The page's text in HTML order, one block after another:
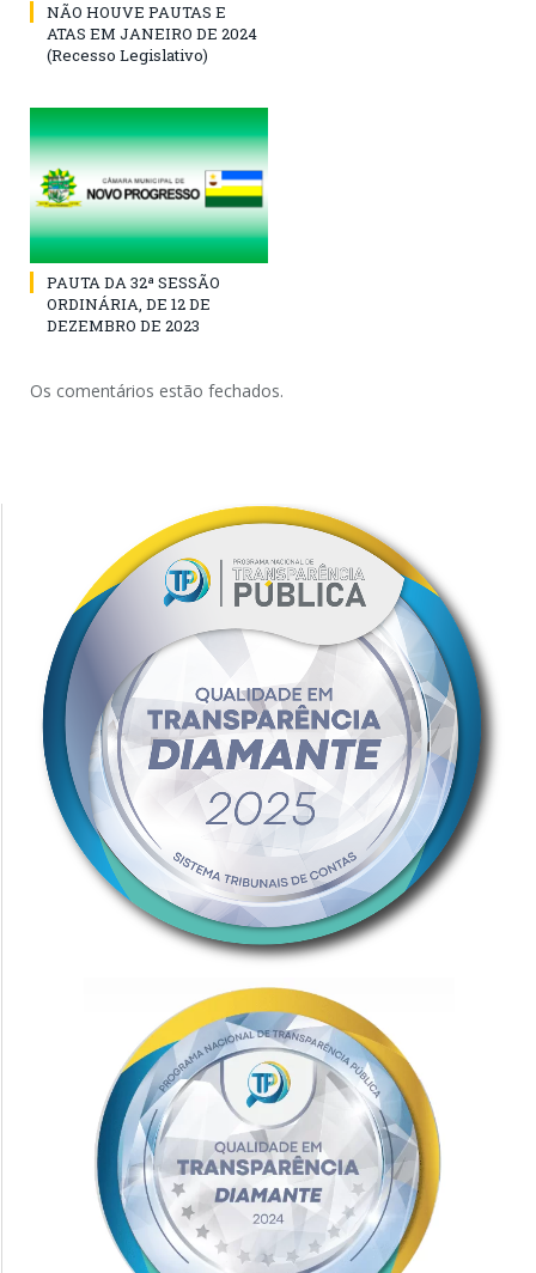
NÃO HOUVE PAUTAS E
ATAS EM JANEIRO DE 2024
(Recesso Legislativo)
PAUTA DA 32ª SESSÃO
ORDINÁRIA, DE 12 DE
DEZEMBRO DE 2023
Os comentários estão fechados.